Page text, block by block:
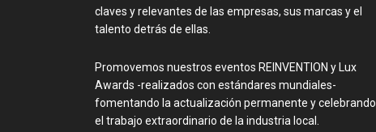
claves y relevantes de las empresas, sus marcas y el
talento detrás de ellas.
Promovemos nuestros eventos REINVENTION y Lux
Awards -realizados con estándares mundiales-
fomentando la actualización permanente y celebrando
el trabajo extraordinario de la industria local.